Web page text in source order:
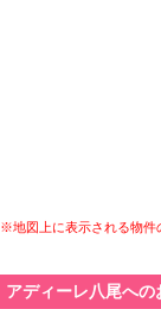
※地図上に表示される物件
アディーレ八尾への